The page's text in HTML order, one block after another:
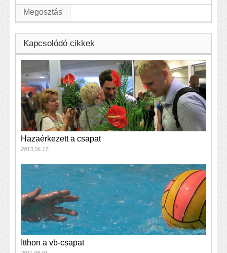
Megosztás
Kapcsolódó cikkek
Hazaérkezett a csapat
2013.06.17.
Itthon a vb-csapat